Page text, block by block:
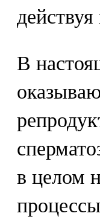
В
в целом